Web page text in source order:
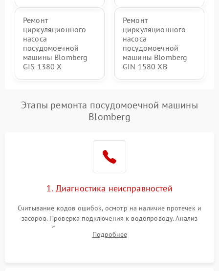
Ремонт
циркуляционного
насоса
посудомоечной
машины Blomberg
GIS 1380 X
Ремонт
циркуляционного
насоса
посудомоечной
машины Blomberg
GIN 1580 XB
Этапы ремонта посудомоечной машины
Blomberg
1. Диагностика неисправностей
Считывание кодов ошибок, осмотр на наличие протечек и
засоров. Проверка подключения к водопроводу. Анализ
жалоб на отсутствие слива, нагрева, вращения
разбрызгивателей или срабатывание системы защиты
Подробнее